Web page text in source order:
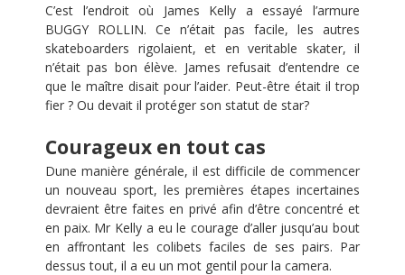
C’est l’endroit où James Kelly a essayé l’armure
BUGGY ROLLIN. Ce n’était pas facile, les autres
skateboarders rigolaient, et en veritable skater, il
n’était pas bon élève. James refusait d’entendre ce
que le maître disait pour l’aider. Peut-être était il trop
fier ? Ou devait il protéger son statut de star?
Courageux en tout cas
Dune manière générale, il est difficile de commencer
un nouveau sport, les premières étapes incertaines
devraient être faites en privé afin d’être concentré et
en paix. Mr Kelly a eu le courage d’aller jusqu’au bout
en affrontant les colibets faciles de ses pairs. Par
dessus tout, il a eu un mot gentil pour la camera.